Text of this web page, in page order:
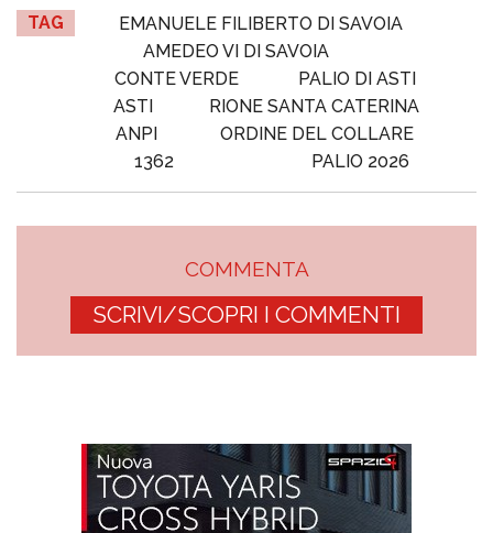
TAG
EMANUELE FILIBERTO DI SAVOIA
AMEDEO VI DI SAVOIA
CONTE VERDE
PALIO DI ASTI
ASTI
RIONE SANTA CATERINA
ANPI
ORDINE DEL COLLARE
1362
PALIO 2026
COMMENTA
SCRIVI/SCOPRI I COMMENTI